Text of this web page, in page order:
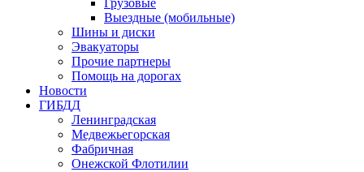
Грузовые
Выездные (мобильные)
Шины и диски
Эвакуаторы
Прочие партнеры
Помощь на дорогах
Новости
ГИБДД
Ленинградская
Медвежьегорская
Фабричная
Онежской Флотилии